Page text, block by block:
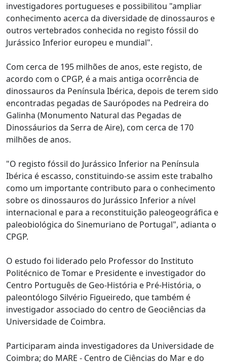
investigadores portugueses e possibilitou "ampliar
conhecimento acerca da diversidade de dinossauros e
outros vertebrados conhecida no registo fóssil do
Jurássico Inferior europeu e mundial".
Com cerca de 195 milhões de anos, este registo, de
acordo com o CPGP, é a mais antiga ocorrência de
dinossauros da Península Ibérica, depois de terem sido
encontradas pegadas de Saurópodes na Pedreira do
Galinha (Monumento Natural das Pegadas de
Dinossáurios da Serra de Aire), com cerca de 170
milhões de anos.
"O registo fóssil do Jurássico Inferior na Península
Ibérica é escasso, constituindo-se assim este trabalho
como um importante contributo para o conhecimento
sobre os dinossauros do Jurássico Inferior a nível
internacional e para a reconstituição paleogeográfica e
paleobiológica do Sinemuriano de Portugal", adianta o
CPGP.
O estudo foi liderado pelo Professor do Instituto
Politécnico de Tomar e Presidente e investigador do
Centro Português de Geo-História e Pré-História, o
paleontólogo Silvério Figueiredo, que também é
investigador associado do centro de Geociências da
Universidade de Coimbra.
Participaram ainda investigadores da Universidade de
Coimbra; do MARE - Centro de Ciências do Mar e do